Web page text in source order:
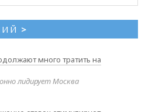
>
много тратить на
лидирует Москва